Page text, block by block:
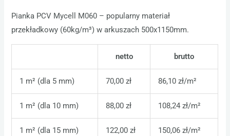
Pianka PCV Mycell M060 – popularny materiał
przekładkowy (60kg/m³) w arkuszach 500x1150mm.
netto brutto
1 m² (dla 5 mm) 70,00 zł 86,10 zł/m²
1 m² (dla 10 mm) 88,00 zł 108,24 zł/m²
1 m² (dla 15 mm) 122,00 zł 150,06 zł/m²